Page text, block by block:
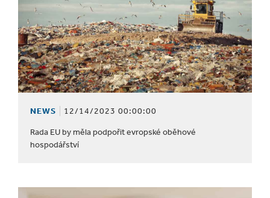
NEWS 12/14/2023 00:00:00
Rada EU by měla podpořit evropské oběhové
hospodářství